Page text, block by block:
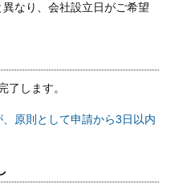
なり、会社設立日がご希望
了します。
原則として申請から3日以内